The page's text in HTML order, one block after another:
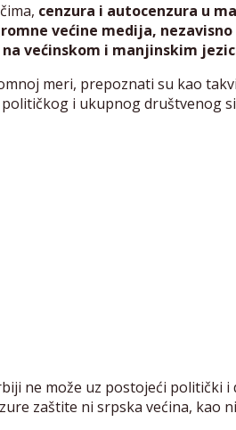
cenzura i autocenzura u
većine medija,
većinskom i manjinskim
meri, prepoznati su kao
i ukupnog društvenog
ne može uz postojeći politički
zaštite ni srpska većina, kao